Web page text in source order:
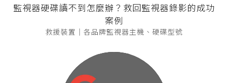
監視器硬碟讀不到怎麼辦？救回監視器錄影的成功
案例
救援裝置｜各品牌監視器主機、硬碟型號